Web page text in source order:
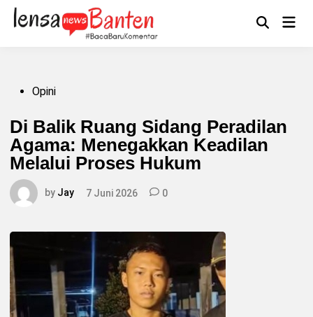
Skip
content
OpenMain
Posted
Opini
Di Balik Ruang Sidang Peradilan
Agama: Menegakkan Keadilan
Melalui Proses Hukum
by Jay 7 Juni 2026 0